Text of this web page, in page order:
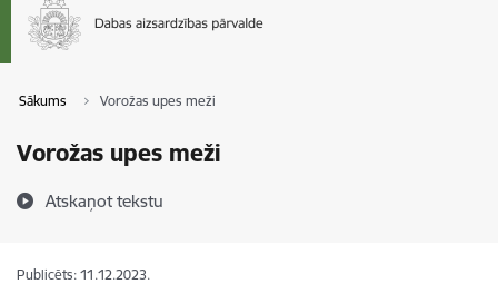
Sākums Vorožas upes meži
Vorožas upes meži
Atskaņot tekstu
Publicēts: 11.12.2023.